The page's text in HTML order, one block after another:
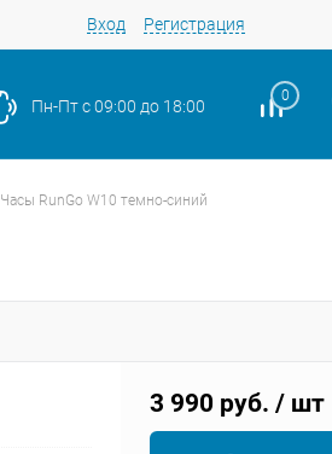
Вход Регистрация
Пн-Пт с 09:00 до 18:00
0
Часы RunGo W10 темно-синий
3 990 руб. / шт